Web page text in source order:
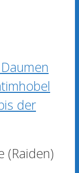
der
(Raiden)